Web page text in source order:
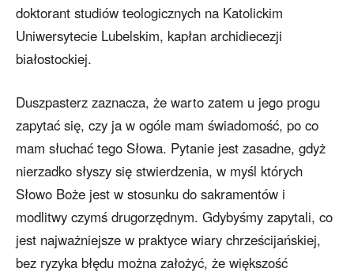
doktorant studiów teologicznych na Katolickim
Uniwersytecie Lubelskim, kapłan archidiecezji
białostockiej.
Duszpasterz zaznacza, że warto zatem u jego progu
zapytać się, czy ja w ogóle mam świadomość, po co
mam słuchać tego Słowa. Pytanie jest zasadne, gdyż
nierzadko słyszy się stwierdzenia, w myśl których
Słowo Boże jest w stosunku do sakramentów i
modlitwy czymś drugorzędnym. Gdybyśmy zapytali, co
jest najważniejsze w praktyce wiary chrześcijańskiej,
bez ryzyka błędu można założyć, że większość